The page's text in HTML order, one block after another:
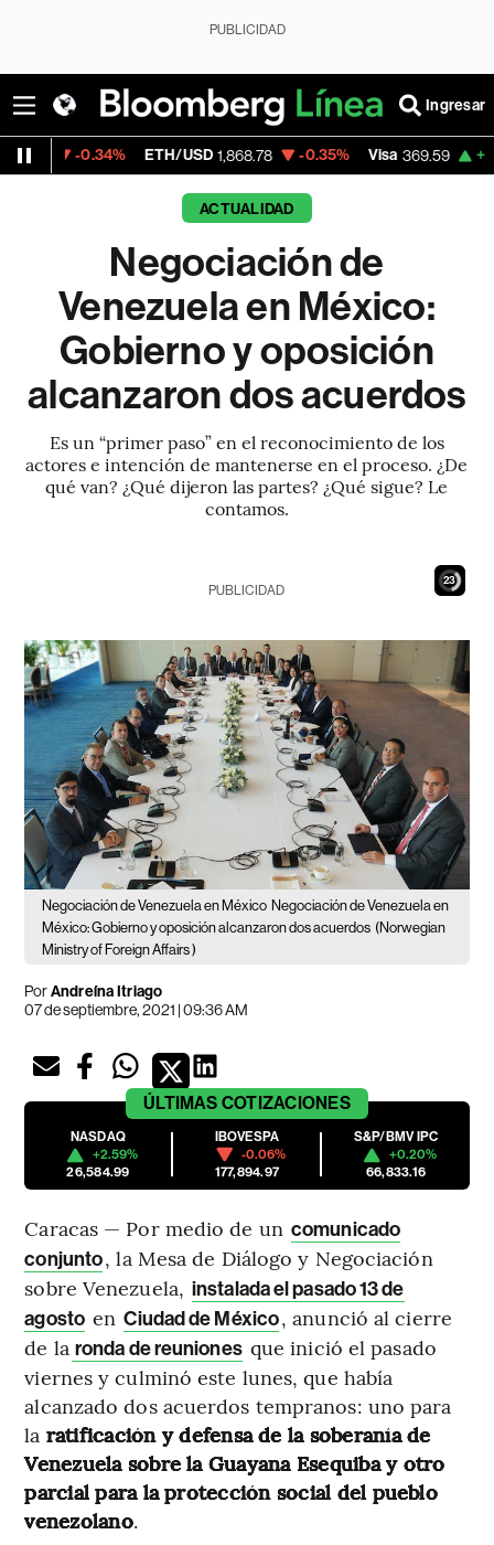
PUBLICIDAD
Ingresar
ETH/USD 1,868.78 -0.35% Visa 369.59 +1.07%
ACTUALIDAD
Negociación de
Venezuela en México:
Gobierno y oposición
alcanzaron dos acuerdos
Es un “primer paso” en el reconocimiento de los
actores e intención de mantenerse en el proceso. ¿De
qué van? ¿Qué dijeron las partes? ¿Qué sigue? Le
contamos.
21
PUBLICIDAD
Negociación de Venezuela en México Negociación de Venezuela en
México: Gobierno y oposición alcanzaron dos acuerdos (Norwegian
Ministry of Foreign Affairs )
PorAndreína Itriago
07 de septiembre, 2021 | 09:36 AM
ÚLTIMAS COTIZACIONES
NASDAQ
+2.59%
26,584.99
IBOVESPA
-0.06%
177,894.97
S&P/BMV IPC
+0.20%
66,833.16
Caracas — Por medio de un comunicado
conjunto, la Mesa de Diálogo y Negociación
sobre Venezuela, instalada el pasado 13 de
agosto en Ciudad de México, anunció al cierre
de la ronda de reuniones que inició el pasado
viernes y culminó este lunes, que había
alcanzado dos acuerdos tempranos: uno para
la ratificación y defensa de la soberanía de
Venezuela sobre la Guayana Esequiba y otro
parcial para la protección social del pueblo
venezolano.